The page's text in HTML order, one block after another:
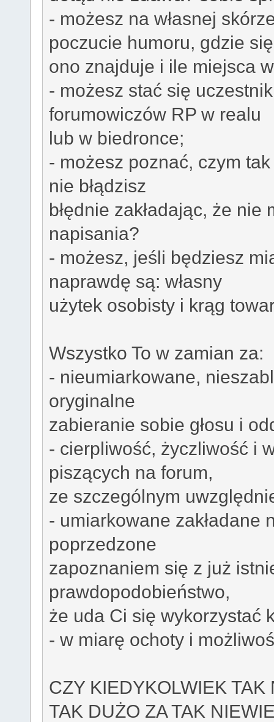
- możesz na własnej
poczucie humoru, gdzie się
ono znajduje i ile miejsca
- możesz stać się
forumowiczów RP w realu
lub w biedronce;
- możesz poznać, czym
nie błądzisz
błędnie zakładając, że
napisania?
- możesz, jeśli będziesz
naprawdę są: własny
użytek osobisty i krąg
Wszystko To w zamian za:
- nieumiarkowane,
oryginalne
zabieranie sobie głosu i
- cierpliwość, życzliwość i
piszących na forum,
ze szczególnym
- umiarkowane zakładane
poprzedzone
zapoznaniem się z już
prawdopodobieństwo,
że uda Ci się wykorzystać
- w miarę ochoty i
CZY KIEDYKOLWIEK
TAK DUŻO ZA TAK